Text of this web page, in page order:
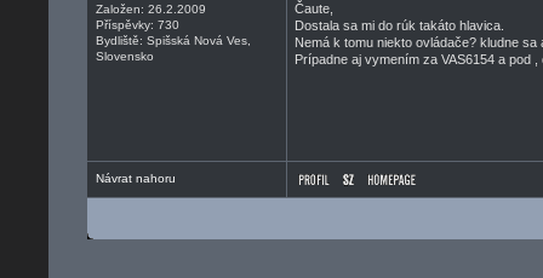
Založen: 26.2.2009
Příspěvky: 730
Bydliště: Spišská Nová Ves,
Slovensko
Čaute,
Dostala sa mi do rúk takáto hlavica.
Nemá k tomu niekto ovládače? kludne sa
Prípadne aj vymením za VAS6154 a pod
Návrat nahoru